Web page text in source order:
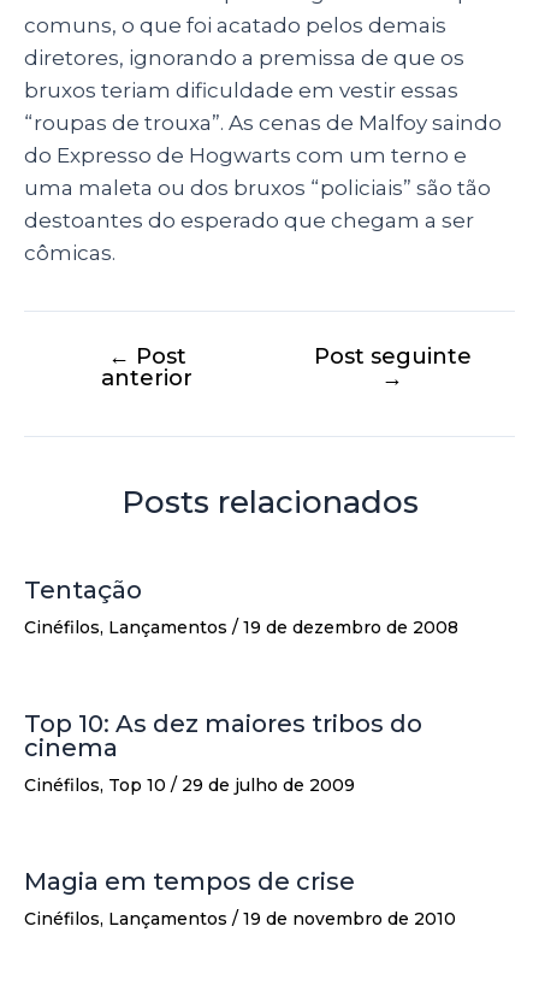
comuns, o que foi acatado pelos demais
diretores, ignorando a premissa de que os
bruxos teriam dificuldade em vestir essas
“roupas de trouxa”. As cenas de Malfoy saindo
do Expresso de Hogwarts com um terno e
uma maleta ou dos bruxos “policiais” são tão
destoantes do esperado que chegam a ser
cômicas.
← Post
anterior
Post seguinte
→
Posts relacionados
Tentação
Cinéfilos, Lançamentos / 19 de dezembro de 2008
Top 10: As dez maiores tribos do
cinema
Cinéfilos, Top 10 / 29 de julho de 2009
Magia em tempos de crise
Cinéfilos, Lançamentos / 19 de novembro de 2010